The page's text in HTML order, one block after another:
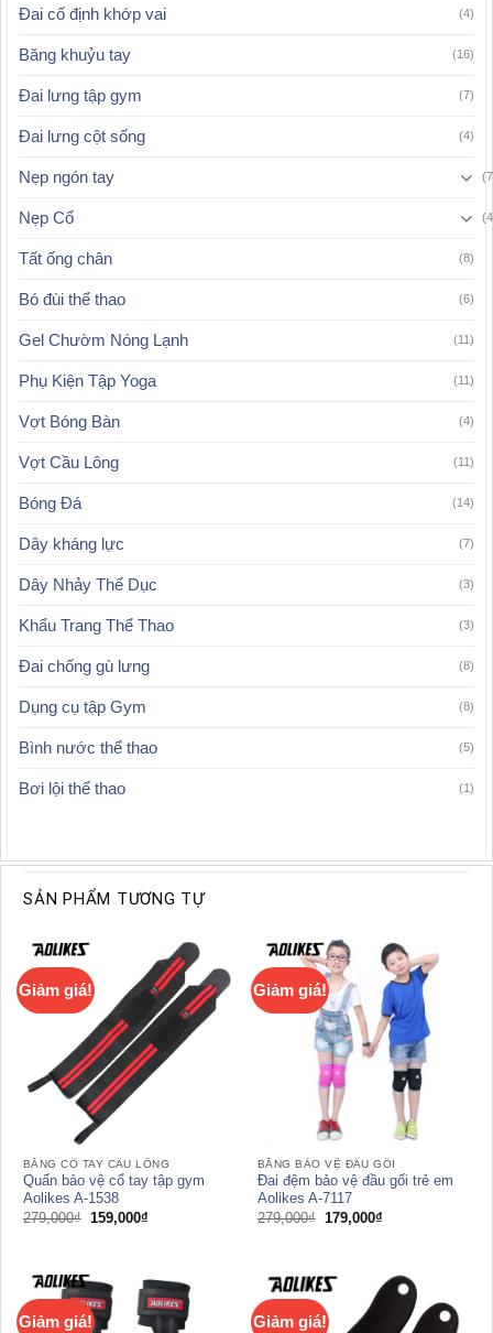
Đai cố định khớp vai (4)
Băng khuỷu tay (16)
Đai lưng tập gym (7)
Đai lưng cột sống (4)
Nẹp ngón tay
Nẹp Cổ
Tất ống chân (8)
Bó đùi thể thao (6)
Gel Chườm Nóng Lạnh (11)
Phụ Kiện Tập Yoga (11)
Vợt Bóng Bàn (4)
Vợt Cầu Lông (11)
Bóng Đá (14)
Dây kháng lực (7)
Dây Nhảy Thể Dục (3)
Khẩu Trang Thể Thao (3)
Đai chống gù lưng (8)
Dụng cụ tập Gym (8)
Bình nước thể thao (5)
Bơi lội thể thao (1)
SẢN PHẨM TƯƠNG TỰ
Giảm giá!
BĂNG CỔ TAY CẦU LÔNG
Quấn bảo vệ cổ tay tập gym
Aolikes A-1538
279,000₫ Giá
159,000₫Giá
Giảm giá!
BĂNG BẢO VỆ ĐẦU GỐI
Đai đệm bảo vệ đầu gối trẻ em
Aolikes A-7117
279,000₫ Giá
179,000₫Giá
Giảm giá! Giảm giá!